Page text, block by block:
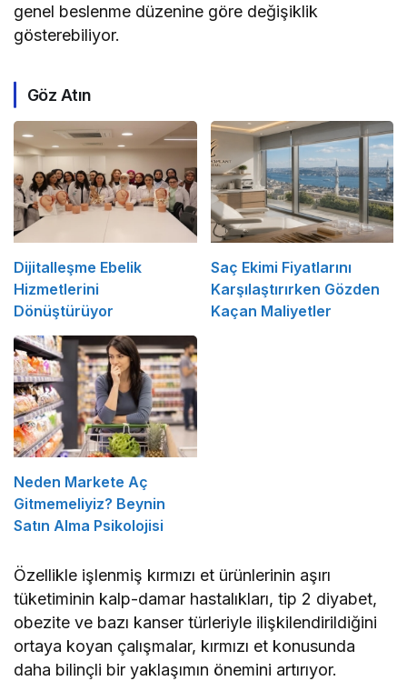
genel beslenme düzenine göre değişiklik
gösterebiliyor.
Göz Atın
Dijitalleşme Ebelik
Hizmetlerini
Dönüştürüyor
Saç Ekimi Fiyatlarını
Karşılaştırırken Gözden
Kaçan Maliyetler
Neden Markete Aç
Gitmemeliyiz? Beynin
Satın Alma Psikolojisi
Özellikle işlenmiş kırmızı et ürünlerinin aşırı
tüketiminin kalp-damar hastalıkları, tip 2 diyabet,
obezite ve bazı kanser türleriyle ilişkilendirildiğini
ortaya koyan çalışmalar, kırmızı et konusunda
daha bilinçli bir yaklaşımın önemini artırıyor.